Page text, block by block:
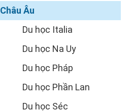
Châu Âu
Du học Italia
Du học Na Uy
Du học Pháp
Du học Phần Lan
Du học Séc